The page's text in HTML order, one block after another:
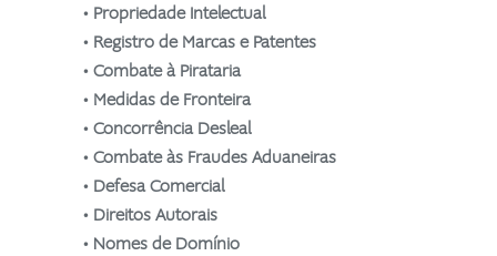
• Propriedade Intelectual
• Registro de Marcas e Patentes
• Combate à Pirataria
• Medidas de Fronteira
• Concorrência Desleal
• Combate às Fraudes Aduaneiras
• Defesa Comercial
• Direitos Autorais
• Nomes de Domínio